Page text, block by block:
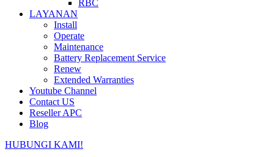
RBC
LAYANAN
Install
Operate
Maintenance
Battery Replacement Service
Renew
Extended Warranties
Youtube Channel
Contact US
Reseller APC
Blog
HUBUNGI KAMI!